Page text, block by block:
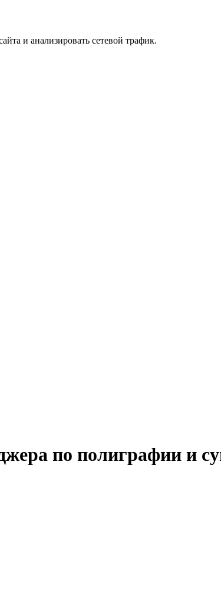
и анализировать сетевой трафик.
по полиграфии и